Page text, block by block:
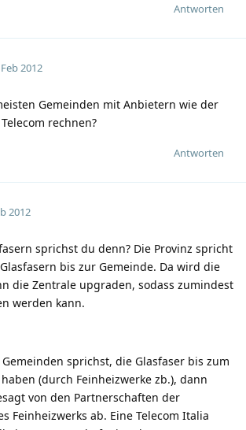
Antworten
2012
Gemeinden mit Anbietern wie der
rechnen?
Antworten
2012
sprichst du denn? Die Provinz spricht
bis zur Gemeinde. Da wird die
die Zentrale upgraden, sodass zumindest
werden kann.
sprichst, die Glasfaser bis zum
(durch Feinheizwerke zb.), dann
von den Partnerschaften der
Feinheizwerks ab. Eine Telecom Italia